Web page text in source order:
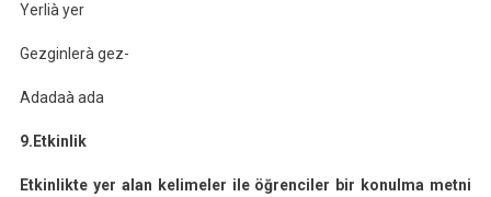
Yerlià yer
Gezginlerà gez-
Adadaà ada
9.Etkinlik
Etkinlikte yer alan kelimeler ile öğrenciler bir konulma metni